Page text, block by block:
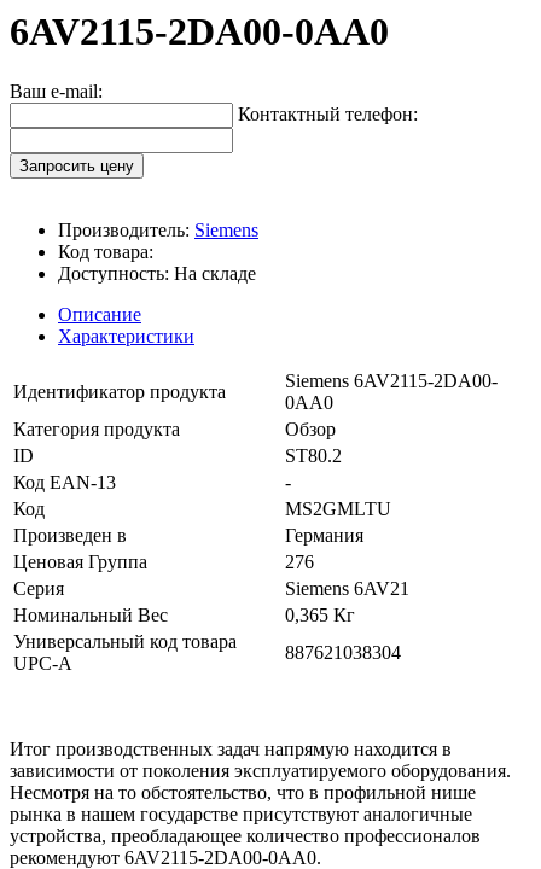
6AV2115-2DA00-0AA0
Ваш e-mail:
Контактный телефон:
Запросить цену
Производитель: Siemens
Код товара:
Доступность: На складе
Описание
Характеристики
Идентификатор продукта
Siemens 6AV2115-2DA00-
0AA0
Категория продукта
Обзор
ID
ST80.2
Код EAN-13
-
Код
MS2GMLTU
Произведен в
Германия
Ценовая Группа
276
Серия
Siemens 6AV21
Номинальный Вес
0,365 Кг
Универсальный код товара
UPC-A
887621038304
Итог производственных задач напрямую находится в
зависимости от поколения эксплуатируемого оборудования.
Несмотря на то обстоятельство, что в профильной нише
рынка в нашем государстве присутствуют аналогичные
устройства, преобладающее количество профессионалов
рекомендуют 6AV2115-2DA00-0AA0.